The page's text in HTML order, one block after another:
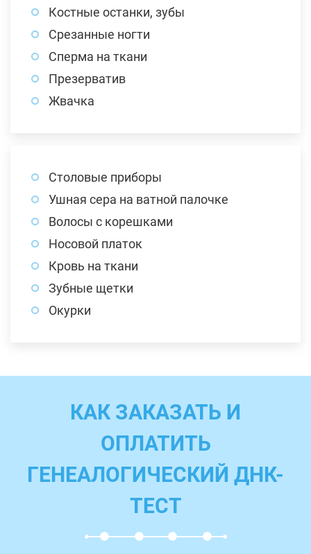
Костные останки, зубы
Срезанные ногти
Сперма на ткани
Презерватив
Жвачка
Столовые приборы
Ушная сера на ватной палочке
Волосы с корешками
Носовой платок
Кровь на ткани
Зубные щетки
Окурки
КАК ЗАКАЗАТЬ И
ОПЛАТИТЬ
ГЕНЕАЛОГИЧЕСКИЙ ДНК-
ТЕСТ